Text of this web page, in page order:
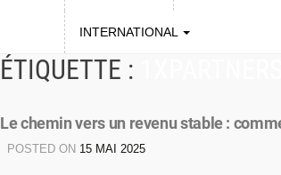
INTERNATIONAL
ÉTIQUETTE :
Le chemin vers un revenu stable :
POSTED ON 15 MAI 2025